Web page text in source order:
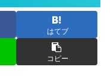
はてブ
コピー